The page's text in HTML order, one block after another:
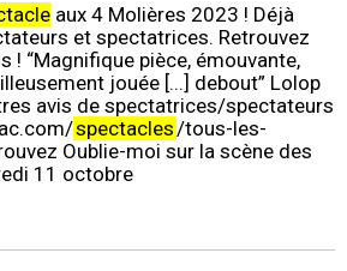
aux 4 Molières 2023 ! Déjà
et spectatrices. Retrouvez
! “Magnifique pièce, émouvante,
jouée [...] debout” Lolop
avis de spectatrices/spectateurs
spectacles /tous-les-
Oublie-moi sur la scène des
11 octobre